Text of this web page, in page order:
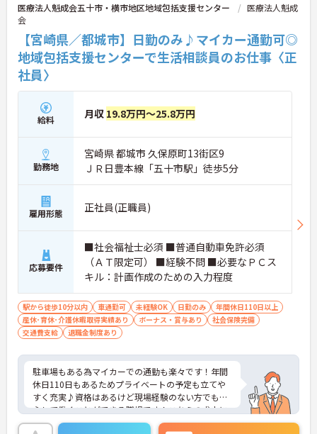
医療法人魁成会五十市・横市地区地域包括支援センター
医療法人魁成
会
【宮崎県／都城市】日勤のみ♪マイカー通勤可◎
地域包括支援センターで生活相談員のお仕事〈正
社員〉
給料 月収 19.8万円～25.8万円
勤務地
宮崎県 都城市 久保原町13街区9
ＪＲ日豊本線「五十市駅」徒歩5分
雇用形態 正社員(正職員)
応募要件
■社会福祉士必須 ■普通自動車免許必須
（ＡＴ限定可） ■経験不問 ■必要なＰＣス
キル：計画作成のための入力程度
駅から徒歩10分以内 車通勤可 未経験OK 日勤のみ
年間休日110日以上
産休･育休･介護休暇取得実績あり
ボーナス・賞与あり
社会保険完備
交通費支給
退職金制度あり
駐車場もある為マイカーでの通勤も楽々です！年間
休日110日もあるためプライベートの予定も立てや
すく充実♪資格はあるけど現場経験のない方でも安
心して働くことができる職場です！こちらの求人に
ご興味がございましたら面接のポイントもお伝えし